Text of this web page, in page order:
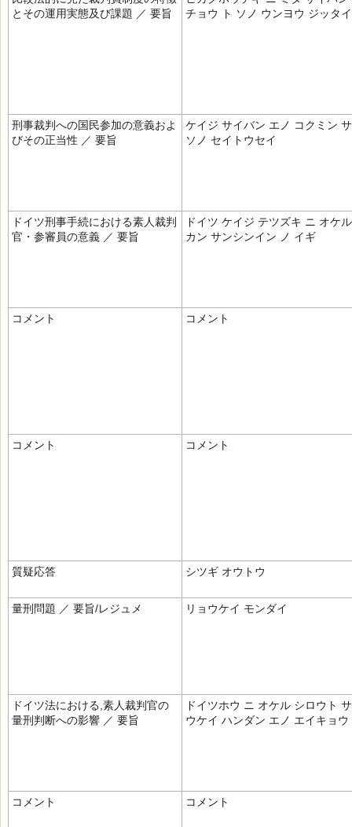
とその運用実態及び課題 ／ 要旨
チョウ ト ソノ ウンヨウ ジッタ
刑事裁判への国民参加の意義およ
びその正当性 ／ 要旨
ケイジ サイバン エノ コクミン
ソノ セイトウセイ
ドイツ刑事手続における素人裁判
官・参審員の意義 ／ 要旨
ドイツ ケイジ テツズキ ニ オケ
カン サンシンイン ノ イギ
コメント コメント
コメント コメント
質疑応答 シツギ オウトウ
量刑問題 ／ 要旨/レジュメ リョウケイ モンダイ
ドイツ法における,素人裁判官の
量刑判断への影響 ／ 要旨
ドイツホウ ニ オケル シロウト
ウケイ ハンダン エノ エイキョウ
コメント コメント